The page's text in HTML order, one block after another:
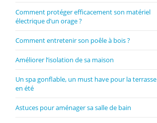
Comment protéger efficacement son matériel
électrique d’un orage ?
Comment entretenir son poêle à bois ?
Améliorer l’isolation de sa maison
Un spa gonflable, un must have pour la terrasse
en été
Astuces pour aménager sa salle de bain